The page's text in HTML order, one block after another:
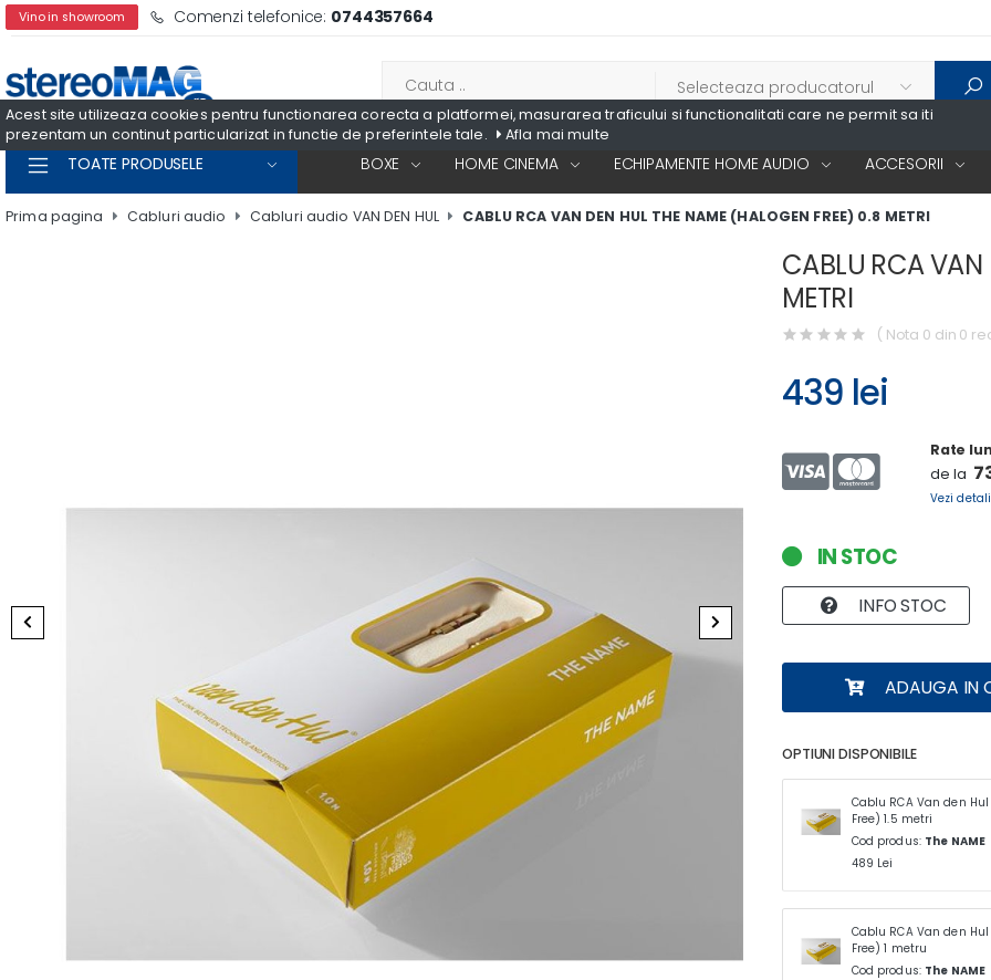
Acest site utilizeaza cookies pentru functionarea corecta a platformei, masurarea traficului si functionalitati care ne permit sa iti
prezentam un continut particularizat in functie de preferintele tale.
Afla mai multe
Vino in showroom Comenzi telefonice: 0744357664
TOATE PRODUSELE BOXE HOME CINEMA ECHIPAMENTE HOME AUDIO ACCESORII
Prima pagina Cabluri audio Cabluri audio VAN DEN HUL CABLU RCA VAN DEN HUL THE NAME (HALOGEN FREE) 0.8 METRI
CABLU RCA VAN
METRI
( Nota 0 din 0
439 lei
Rate
de la
Vezi
IN STOC
INFO STOC
ADAUGA IN
OPTIUNI DISPONIBILE
Cablu RCA Van den
Free) 1.5 metri
Cod produs: The NAME
489 Lei
Cablu RCA Van den
Free) 1 metru
Cod produs: The NAME